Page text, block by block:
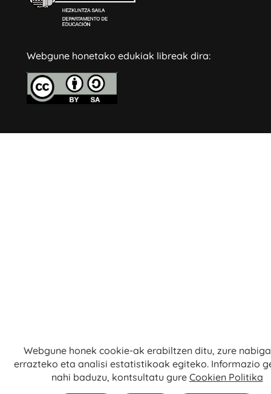
Webgune honetako edukiak libreak dira:
Webgune honek cookie-ak erabiltzen ditu, zure
errazteko eta analisi estatistikoak egiteko. Informazio
nahi baduzu, kontsultatu gure Cookien Politika